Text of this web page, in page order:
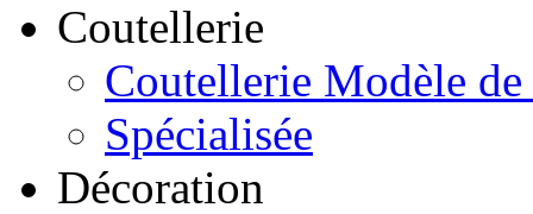
Coutellerie
Coutellerie Modèle de
Spécialisée
Décoration